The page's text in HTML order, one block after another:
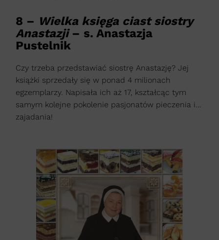
8 – Wielka księga ciast siostry
Anastazji– s. Anastazja
Pustelnik
Czy trzeba przedstawiać siostrę Anastazję? Jej
książki sprzedały się w ponad 4 milionach
egzemplarzy. Napisała ich aż 17, kształcąc tym
samym kolejne pokolenie pasjonatów pieczenia i…
zajadania!